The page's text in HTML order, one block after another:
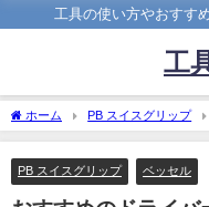
工具の使い方やおすす
工
ホーム PB スイスグリップ
も！
PB スイスグリップ ベッセル